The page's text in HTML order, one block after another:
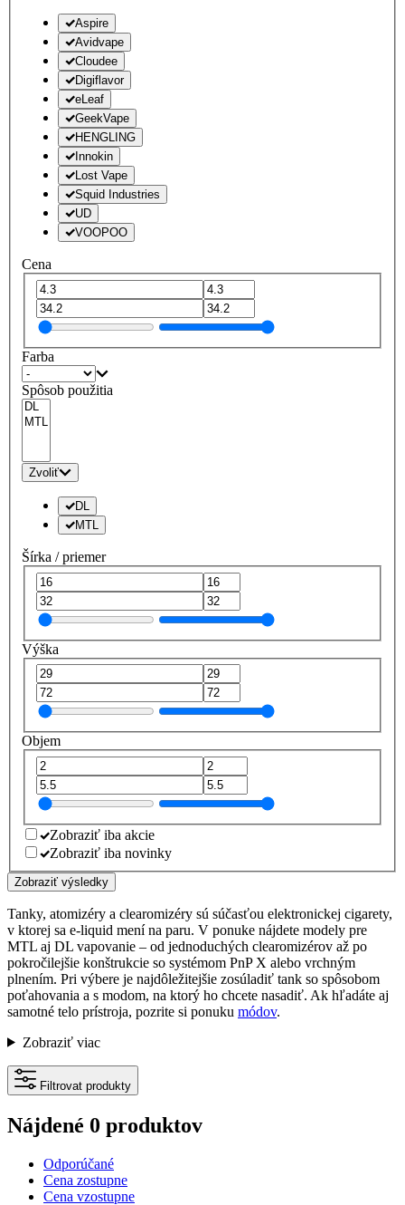
Aspire
Avidvape
Cloudee
Digiflavor
eLeaf
GeekVape
HENGLING
Innokin
Lost Vape
Squid Industries
UD
VOOPOO
Cena
Farba
Spôsob použitia
Zvoliť
DL
MTL
Šírka / priemer
Výška
Objem
Zobraziť iba akcie
Zobraziť iba novinky
Zobraziť výsledky
Tanky, atomizéry a clearomizéry sú súčasťou elektronickej cigarety,
v ktorej sa e-liquid mení na paru. V ponuke nájdete modely pre
MTL aj DL vapovanie – od jednoduchých clearomizérov až po
pokročilejšie konštrukcie so systémom PnP X alebo vrchným
plnením. Pri výbere je najdôležitejšie zosúladiť tank so spôsobom
poťahovania a s modom, na ktorý ho chcete nasadiť. Ak hľadáte aj
samotné telo prístroja, pozrite si ponuku módov.
Zobraziť viac
Filtrovat produkty
Nájdené 0 produktov
Odporúčané
Cena zostupne
Cena vzostupne